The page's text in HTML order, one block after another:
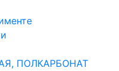
ПОЛКАРБОНАТ